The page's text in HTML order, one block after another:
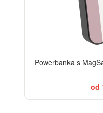
Powerbanka s
od